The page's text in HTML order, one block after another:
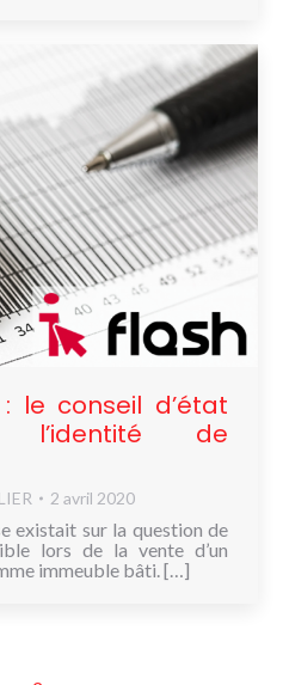
le conseil d’état
l’identité de
2 avril 2020
existait sur la question de
lors de la vente d’un
immeuble bâti. […]